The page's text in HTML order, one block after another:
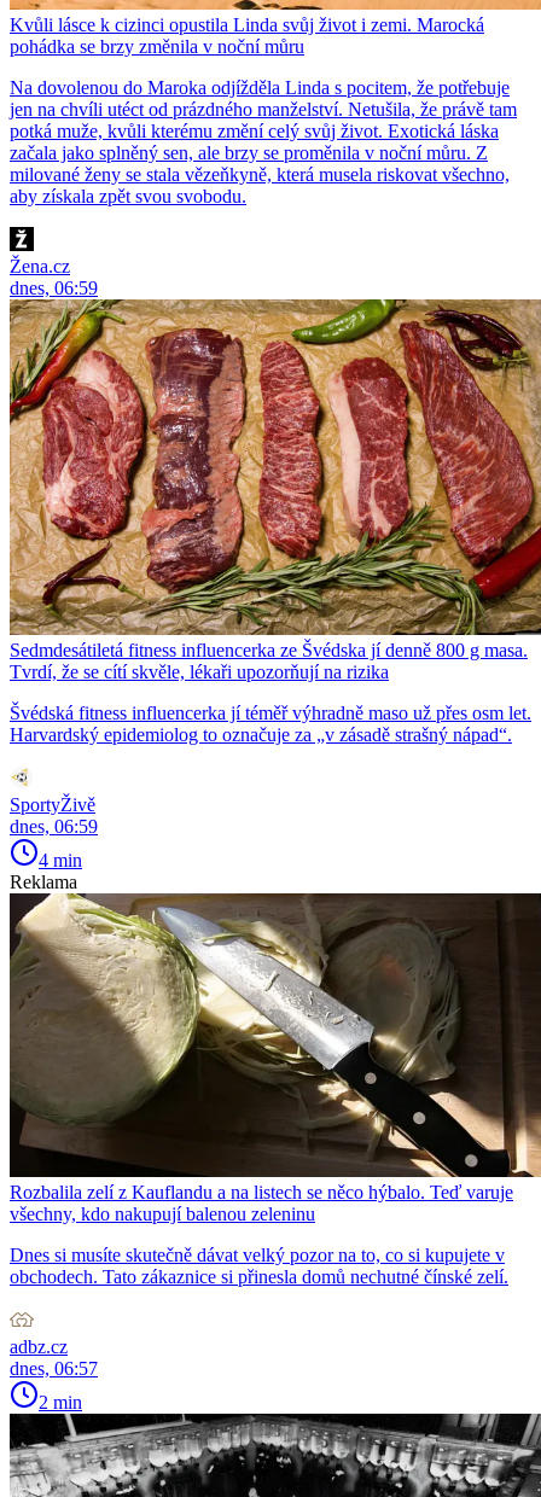
Kvůli lásce k cizinci opustila Linda svůj život i zemi. Marocká
pohádka se brzy změnila v noční můru
Na dovolenou do Maroka odjížděla Linda s pocitem, že potřebuje
jen na chvíli utéct od prázdného manželství. Netušila, že právě tam
potká muže, kvůli kterému změní celý svůj život. Exotická láska
začala jako splněný sen, ale brzy se proměnila v noční můru. Z
milované ženy se stala vězeňkyně, která musela riskovat všechno,
aby získala zpět svou svobodu.
Žena.cz
dnes, 06:59
Sedmdesátiletá fitness influencerka ze Švédska jí denně 800 g masa.
Tvrdí, že se cítí skvěle, lékaři upozorňují na rizika
Švédská fitness influencerka jí téměř výhradně maso už přes osm let.
Harvardský epidemiolog to označuje za „v zásadě strašný nápad“.
SportyŽivě
dnes, 06:59
4 min
Reklama
Rozbalila zelí z Kauflandu a na listech se něco hýbalo. Teď varuje
všechny, kdo nakupují balenou zeleninu
Dnes si musíte skutečně dávat velký pozor na to, co si kupujete v
obchodech. Tato zákaznice si přinesla domů nechutné čínské zelí.
adbz.cz
dnes, 06:57
2 min